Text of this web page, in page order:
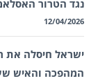
נגד הטרור האסלאמי עובד ב-2026 –
12/04/2026
ישראל חיסלה את
המהפכה והאיש